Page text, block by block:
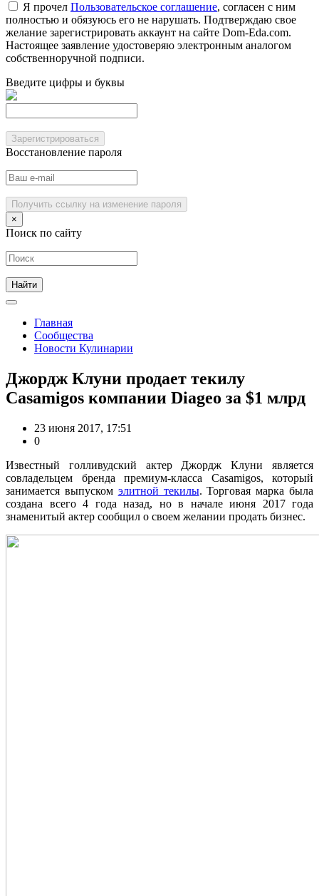
Я прочел Пользовательское соглашение, согласен с ним
полностью и обязуюсь его не нарушать. Подтверждаю свое
желание зарегистрировать аккаунт на сайте Dom-Eda.com.
Настоящее заявление удостоверяю электронным аналогом
собственноручной подписи.
Введите цифры и буквы
Зарегистрироваться
Восстановление пароля
Получить ссылку на изменение пароля
×
Поиск по сайту
Главная
Сообщества
Новости Кулинарии
Джордж Клуни продает текилу
Casamigos компании Diageo за $1 млрд
23 июня 2017, 17:51
0
Известный голливудский актер Джордж Клуни является
совладельцем бренда премиум-класса Casamigos, который
занимается выпуском элитной текилы. Торговая марка была
создана всего 4 года назад, но в начале июня 2017 года
знаменитый актер сообщил о своем желании продать бизнес.